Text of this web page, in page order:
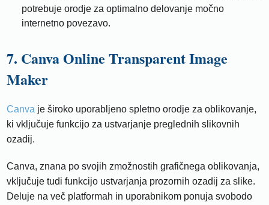
potrebuje orodje za optimalno delovanje močno
internetno povezavo.
7. Canva Online Transparent Image
Maker
Canva je široko uporabljeno spletno orodje za oblikovanje,
ki vključuje funkcijo za ustvarjanje preglednih slikovnih
ozadij.
Canva, znana po svojih zmožnostih grafičnega oblikovanja,
vključuje tudi funkcijo ustvarjanja prozornih ozadij za slike.
Deluje na več platformah in uporabnikom ponuja svobodo